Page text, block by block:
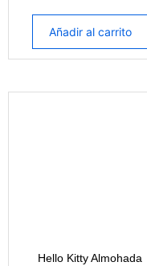
Añadir al carrito
Hello Kitty Almohada